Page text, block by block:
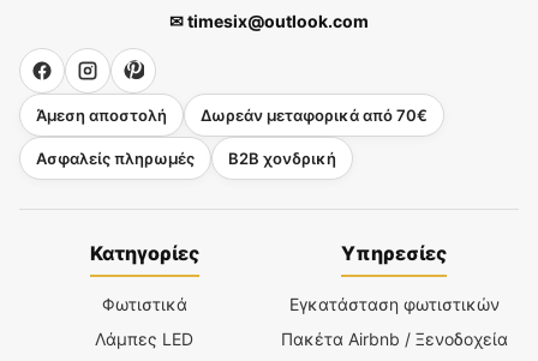
✉ timesix@outlook.com
Άμεση αποστολή Δωρεάν μεταφορικά από 70€
Ασφαλείς πληρωμές B2B χονδρική
Κατηγορίες
Φωτιστικά
Λάμπες LED
Υπηρεσίες
Εγκατάσταση φωτιστικών
Πακέτα Airbnb / Ξενοδοχεία